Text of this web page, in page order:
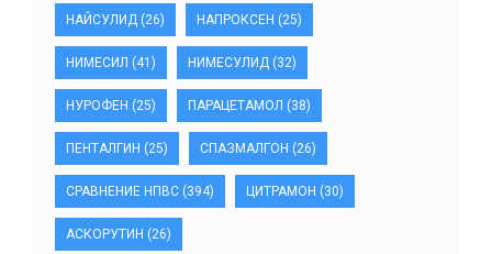
НАЙСУЛИД (26) НАПРОКСЕН (25)
НИМЕСИЛ (41) НИМЕСУЛИД (32)
НУРОФЕН (25) ПАРАЦЕТАМОЛ (38)
ПЕНТАЛГИН (25) СПАЗМАЛГОН (26)
СРАВНЕНИЕ НПВС (394) ЦИТРАМОН (30)
АСКОРУТИН (26)